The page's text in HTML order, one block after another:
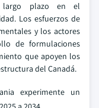
largo plazo en el
Los esfuerzos de
y los actores
de formulaciones
que apoyen los
del Canadá.
experimente un